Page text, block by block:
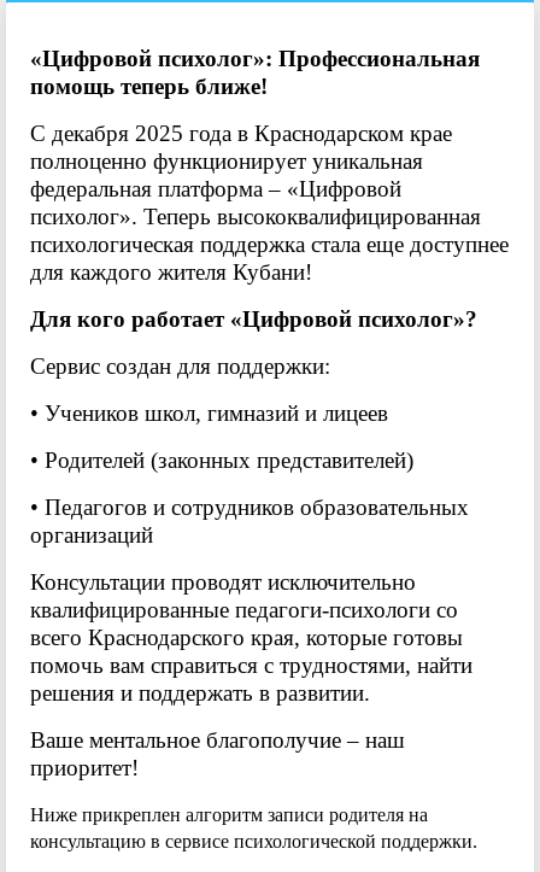
«Цифровой психолог»: Профессиональная
помощь теперь ближе!
С декабря 2025 года в Краснодарском крае
полноценно функционирует уникальная
федеральная платформа – «Цифровой
психолог». Теперь высококвалифицированная
психологическая поддержка стала еще доступнее
для каждого жителя Кубани!
Для кого работает «Цифровой психолог»?
Сервис создан для поддержки:
• Учеников школ, гимназий и лицеев
• Родителей (законных представителей)
• Педагогов и сотрудников образовательных
организаций
Консультации проводят исключительно
квалифицированные педагоги-психологи со
всего Краснодарского края, которые готовы
помочь вам справиться с трудностями, найти
решения и поддержать в развитии.
Ваше ментальное благополучие – наш
приоритет!
Ниже прикреплен алгоритм записи родителя на
консультацию в сервисе психологической поддержки.